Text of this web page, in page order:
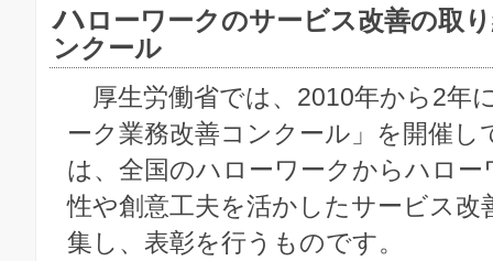
ハローワークのサービス改善の取
ンクール
厚生労働省では、2010年から2年
ーク業務改善コンクール」を開催し
は、全国のハローワークからハロー
性や創意工夫を活かしたサービス改
集し、表彰を行うものです。